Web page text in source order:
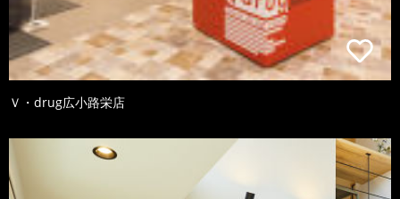
Ｖ・drug広小路栄店